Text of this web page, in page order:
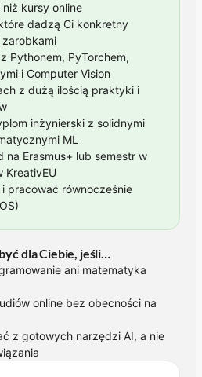
kursy online
dadzą Ci konkretny
Pythonem, PyTorchem,
i Computer Vision
z dużą ilością praktyki i
inżynierski z solidnymi
ML
na Erasmus+ lub semestr w
KreativEU
pracować równocześnie
dla Ciebie, jeśli…
ani matematyka
online bez obecności na
z gotowych narzędzi AI, a nie